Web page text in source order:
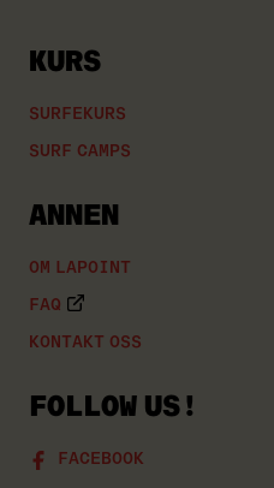
KURS
SURFEKURS
SURF CAMPS
ANNEN
OM LAPOINT
FAQ
KONTAKT OSS
FOLLOW US!
FACEBOOK